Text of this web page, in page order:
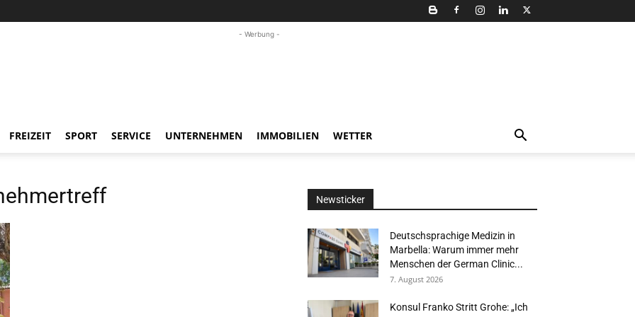
- Werbung -
FREIZEIT SPORT SERVICE UNTERNEHMEN IMMOBILIEN WETTER
Newsticker
Deutschsprachige Medizin in
Marbella: Warum immer mehr
Menschen der German Clinic...
7. August 2026
Konsul Franko Stritt Grohe: „Ich